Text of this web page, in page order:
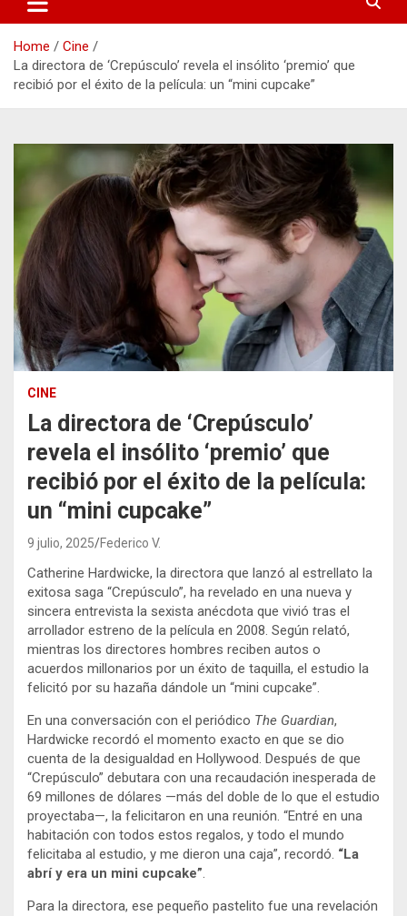
Home
Cine
La directora de ‘Crepúsculo’ revela el insólito ‘premio’ que
recibió por el éxito de la película: un “mini cupcake”
CINE
La directora de ‘Crepúsculo’
revela el insólito ‘premio’ que
recibió por el éxito de la película:
un “mini cupcake”
9 julio, 2025 Federico V.
Catherine Hardwicke, la directora que lanzó al estrellato la
exitosa saga “Crepúsculo”, ha revelado en una nueva y
sincera entrevista la sexista anécdota que vivió tras el
arrollador estreno de la película en 2008. Según relató,
mientras los directores hombres reciben autos o
acuerdos millonarios por un éxito de taquilla, el estudio la
felicitó por su hazaña dándole un “mini cupcake”.
En una conversación con el periódico The Guardian,
Hardwicke recordó el momento exacto en que se dio
cuenta de la desigualdad en Hollywood. Después de que
“Crepúsculo” debutara con una recaudación inesperada de
69 millones de dólares —más del doble de lo que el estudio
proyectaba—, la felicitaron en una reunión. “Entré en una
habitación con todos estos regalos, y todo el mundo
felicitaba al estudio, y me dieron una caja”, recordó. “La
abrí y era un mini cupcake”.
Para la directora, ese pequeño pastelito fue una revelación